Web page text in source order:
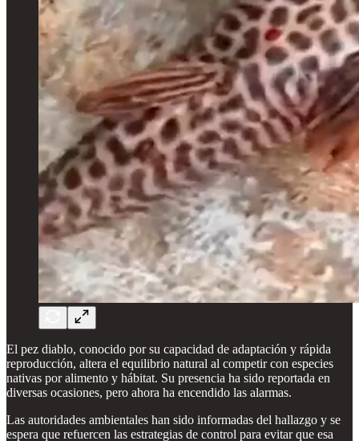
El pez diablo, conocido por su capacidad de adaptación y rápida
reproducción, altera el equilibrio natural al competir con especies
nativas por alimento y hábitat. Su presencia ha sido reportada en
diversas ocasiones, pero ahora ha encendido las alarmas.
Las autoridades ambientales han sido informadas del hallazgo y se
espera que refuercen las estrategias de control para evitar que esa